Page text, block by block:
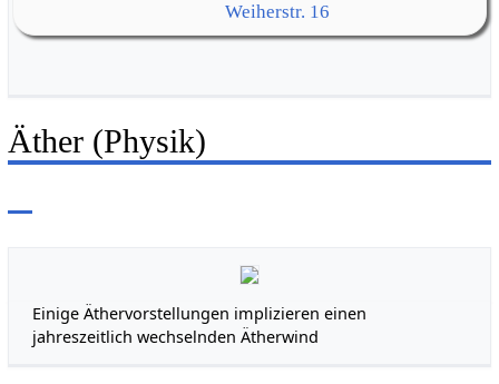
Weiherstr. 16
Äther (Physik)
Einige Äthervorstellungen implizieren einen
jahreszeitlich wechselnden Ätherwind